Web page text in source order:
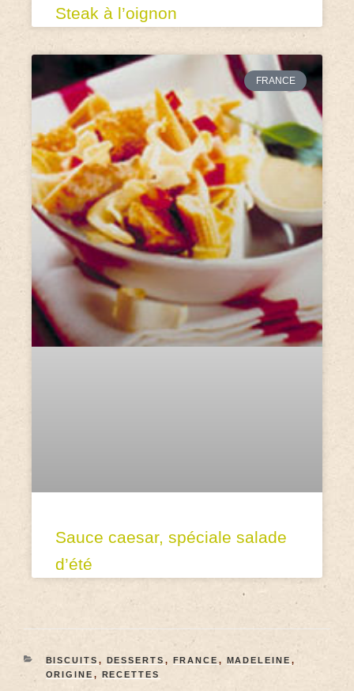
Steak à l’oignon
FRANCE
Sauce caesar, spéciale salade
d’été
BISCUITS , DESSERTS , FRANCE , MADELEINE ,
ORIGINE , RECETTES